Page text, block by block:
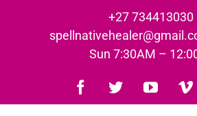
+27 734413030
Sun 7:30AM –
Facebook
Twitter